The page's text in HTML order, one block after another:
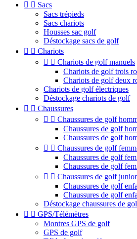
  Sacs
Sacs trépieds
Sacs chariots
Housses sac golf
Déstockage sacs de golf
  Chariots
  Chariots de golf manuels
Chariots de golf trois
Chariots de golf deux
Chariots de golf électriques
Déstockage chariots de golf
  Chaussures
  Chaussures de golf
Chaussures de golf
Chaussures de golf
  Chaussures de golf
Chaussures de golf
Chaussures de golf
  Chaussures de golf junior
Chaussures de golf
Chaussures de golf
Déstockage chaussures de
  GPS/Télémètres
Montres GPS de golf
GPS de golf